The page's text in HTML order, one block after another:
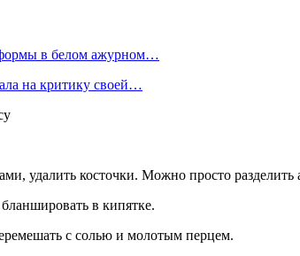
в белом ажурном…
на критику своей…
удалить косточки. Можно просто
в кипятке.
с солью и молотым перцем.